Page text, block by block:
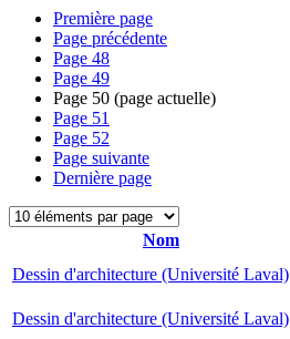
Première page
Page précédente
Page 48
Page 49
Page 50 (page actuelle)
Page 51
Page 52
Page suivante
Dernière page
Nom
Dessin d'architecture (Université Laval)
Dessin d'architecture (Université Laval)